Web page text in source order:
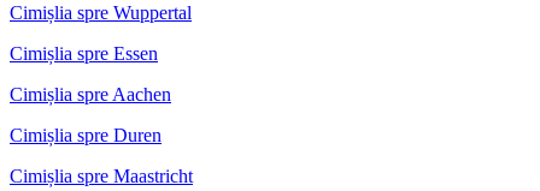
Cimișlia spre Wuppertal
Cimișlia spre Essen
Cimișlia spre Aachen
Cimișlia spre Duren
Cimișlia spre Maastricht